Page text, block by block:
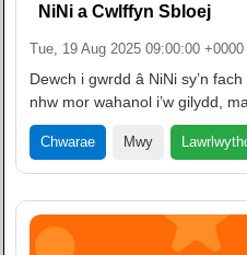
NiNi a Cwlffyn Sbloej
Tue, 19 Aug 2025 09:00:00 +0000
Dewch i gwrdd â NiNi sy’n
nhw mor wahanol i’w gilydd,
Chwarae Mwy